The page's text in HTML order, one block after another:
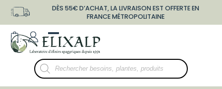
Skip
content
DÈS 55€ D’ACHAT, LA LIVRAISON EST OFFERTE EN
FRANCE MÉTROPOLITAINE
shopping-
bag
user-
o
Open
mobile
menu
Close
mobile
menu
Recherche
de
produits